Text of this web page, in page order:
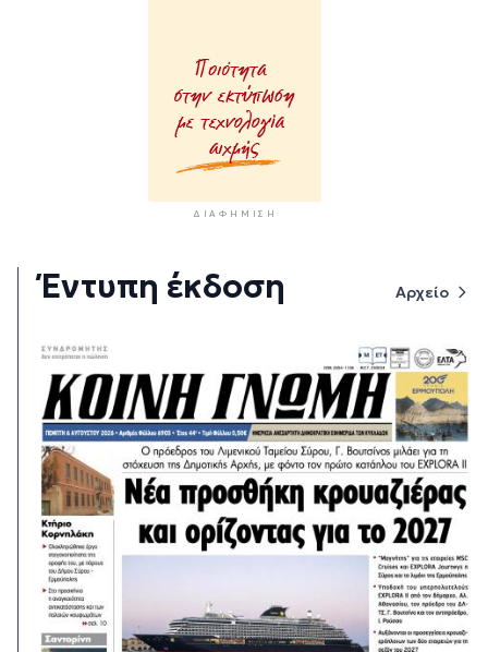
ΔΙΑΦΉΜΙΣΗ
Έντυπη έκδοση Αρχείο